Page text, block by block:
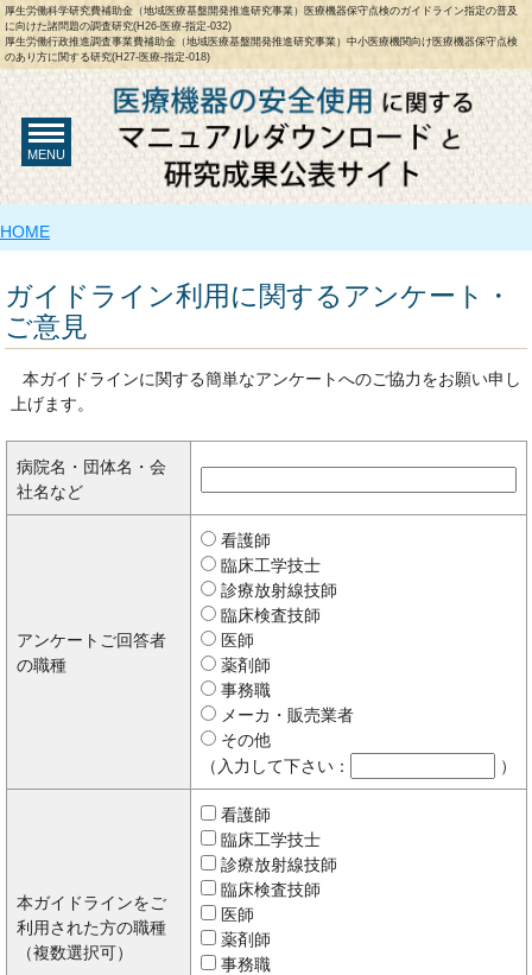
MENU
厚生労働科学研究費補助金（地域医療基盤開発推進研究事業）医療機器保守点検のガイドライン指定の普及
に向けた諸問題の調査研究(H26-医療-指定-032)
厚生労働行政推進調査事業費補助金（地域医療基盤開発推進研究事業）中小医療機関向け医療機器保守点検
のあり方に関する研究(H27-医療-指定-018)
HOME
ガイドライン利用に関するアンケート・
ご意見
本ガイドラインに関する簡単なアンケートへのご協力をお願い申し
上げます。
病院名・団体名・会
社名など
アンケートご回答者
の職種
看護師
臨床工学技士
診療放射線技師
臨床検査技師
医師
薬剤師
事務職
メーカ・販売業者
その他
（入力して下さい：
）
本ガイドラインをご
利用された方の職種
（複数選択可）
看護師
臨床工学技士
診療放射線技師
臨床検査技師
医師
薬剤師
事務職